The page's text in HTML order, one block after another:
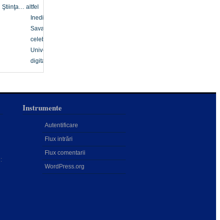
Ştiinţa… altfel
Inedit
Savanți
celebri
Univers
digital
:
Instrumente
Autentificare
Flux intrări
Flux comentarii
WordPress.org